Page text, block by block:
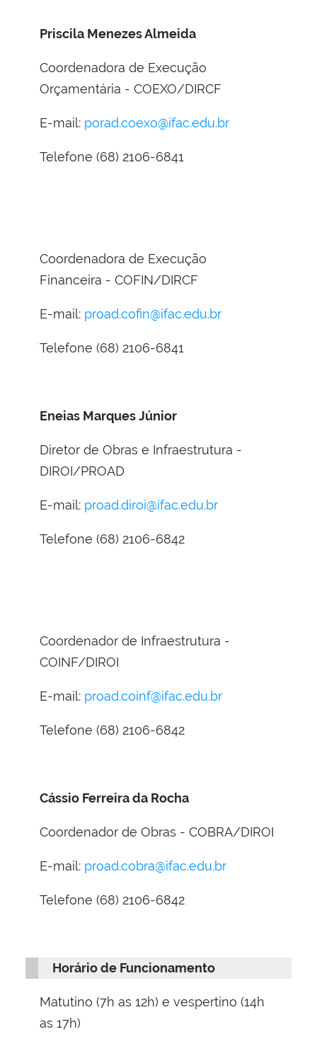
Priscila Menezes Almeida
Coordenadora de Execução
Orçamentária - COEXO/DIRCF
E-mail: porad.coexo@ifac.edu.br
Telefone (68) 2106-6841
Coordenadora de Execução
Financeira - COFIN/DIRCF
E-mail: proad.cofin@ifac.edu.br
Telefone (68) 2106-6841
Eneias Marques Júnior
Diretor de Obras e Infraestrutura -
DIROI/PROAD
E-mail: proad.diroi@ifac.edu.br
Telefone (68) 2106-6842
Coordenador de Infraestrutura -
COINF/DIROI
E-mail: proad.coinf@ifac.edu.br
Telefone (68) 2106-6842
Cássio Ferreira da Rocha
Coordenador de Obras - COBRA/DIROI
E-mail: proad.cobra@ifac.edu.br
Telefone (68) 2106-6842
Horário de Funcionamento
Matutino (7h as 12h) e vespertino (14h
as 17h)